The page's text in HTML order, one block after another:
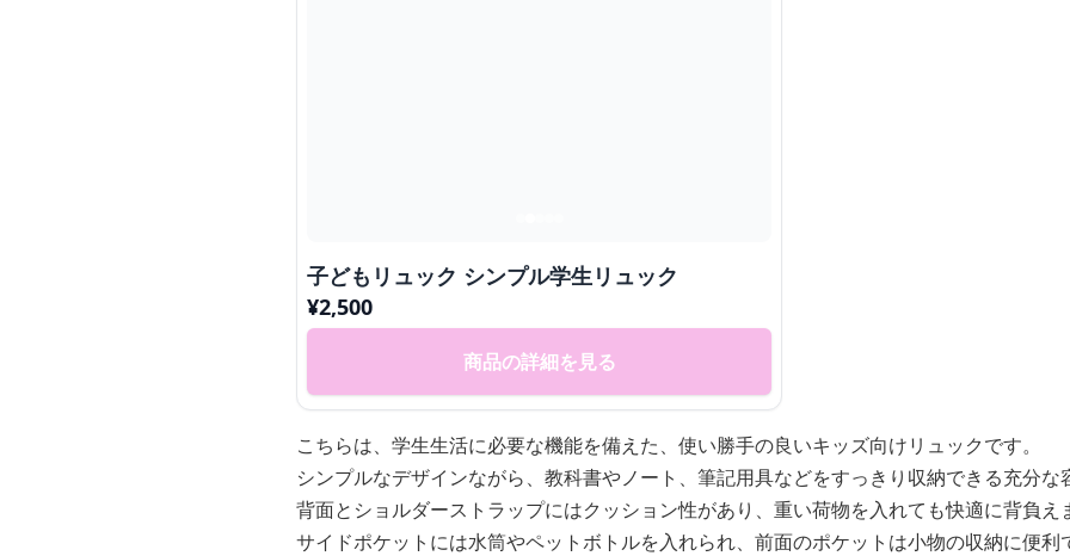
子どもリュック シンプル学生リュック
¥2,500
商品の詳細を見る
こちらは、学生生活に必要な機能を備えた、使い勝手の良いキッズ向けリュックです。
シンプルなデザインながら、教科書やノート、筆記用具などをすっきり収納できる充分な
背面とショルダーストラップにはクッション性があり、重い荷物を入れても快適に背負え
サイドポケットには水筒やペットボトルを入れられ、前面のポケットは小物の収納に便利